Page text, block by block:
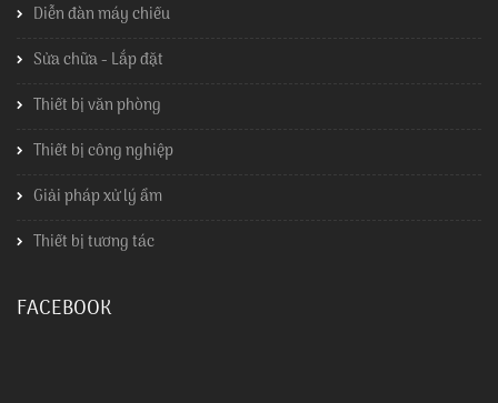
Diễn đàn máy chiếu
Sửa chữa - Lắp đặt
Thiết bị văn phòng
Thiết bị công nghiệp
Giải pháp xử lý ẩm
Thiết bị tương tác
FACEBOOK